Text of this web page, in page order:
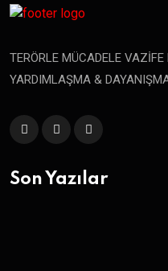
TERÖRLE MÜCADELE
YARDIMLAŞMA &
Son Yazılar